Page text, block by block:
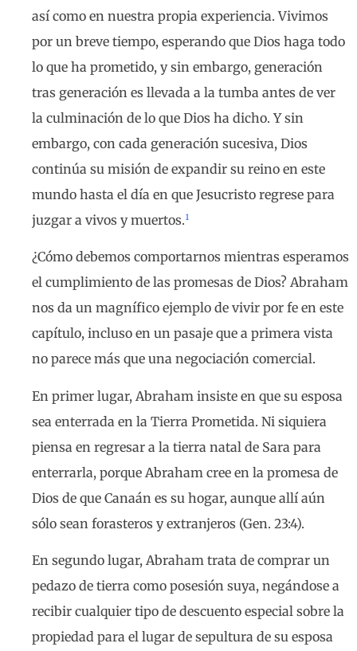
así como en nuestra propia experiencia. Vivimos
por un breve tiempo, esperando que Dios haga todo
lo que ha prometido, y sin embargo, generación
tras generación es llevada a la tumba antes de ver
la culminación de lo que Dios ha dicho. Y sin
embargo, con cada generación sucesiva, Dios
continúa su misión de expandir su reino en este
mundo hasta el día en que Jesucristo regrese para
juzgar a vivos y muertos.1
¿Cómo debemos comportarnos mientras esperamos
el cumplimiento de las promesas de Dios? Abraham
nos da un magnífico ejemplo de vivir por fe en este
capítulo, incluso en un pasaje que a primera vista
no parece más que una negociación comercial.
En primer lugar, Abraham insiste en que su esposa
sea enterrada en la Tierra Prometida. Ni siquiera
piensa en regresar a la tierra natal de Sara para
enterrarla, porque Abraham cree en la promesa de
Dios de que Canaán es su hogar, aunque allí aún
sólo sean forasteros y extranjeros (Gen. 23:4).
En segundo lugar, Abraham trata de comprar un
pedazo de tierra como posesión suya, negándose a
recibir cualquier tipo de descuento especial sobre la
propiedad para el lugar de sepultura de su esposa